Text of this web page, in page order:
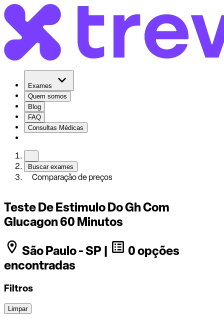
Exames
Quem somos
Blog
FAQ
Consultas Médicas
Buscar exames
Comparação de preços
Teste De Estimulo Do Gh Com
Glucagon 60 Minutos
São Paulo - SP |
0 opções
encontradas
Filtros
Limpar